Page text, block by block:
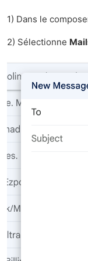
1) Dans le
2) Sélectionne